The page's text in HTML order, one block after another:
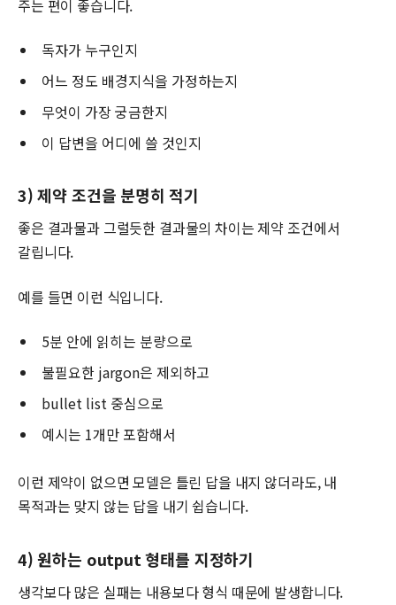
주는 편이 좋습니다.
독자가 누구인지
어느 정도 배경지식을 가정하는지
무엇이 가장 궁금한지
이 답변을 어디에 쓸 것인지
3) 제약 조건을 분명히 적기
좋은 결과물과 그럴듯한 결과물의 차이는 제약 조건에서
갈립니다.
예를 들면 이런 식입니다.
5분 안에 읽히는 분량으로
불필요한 jargon은 제외하고
bullet list 중심으로
예시는 1개만 포함해서
이런 제약이 없으면 모델은 틀린 답을 내지 않더라도, 내
목적과는 맞지 않는 답을 내기 쉽습니다.
4) 원하는 output 형태를 지정하기
생각보다 많은 실패는 내용보다 형식 때문에 발생합니다.